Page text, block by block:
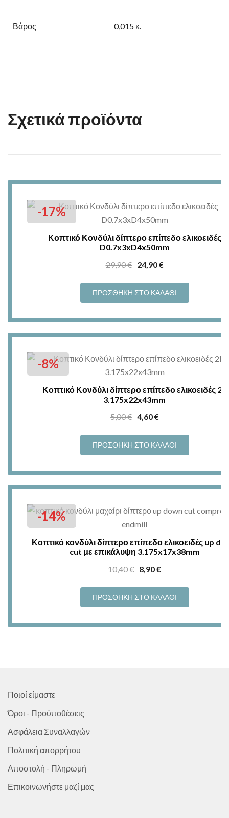
Βάρος 0,015 κ.
Σχετικά προϊόντα
-17%
Κοπτικό Κονδύλι δίπτερο επίπεδο ελικοειδές
D0.7x3xD4x50mm
29,90€ Original
was:
29,90 €.
24,90€Η
τιμή
είναι:
24,90 €.
ΠΡΟΣΘΉΚΗ ΣΤΟ ΚΑΛΆΘΙ
-8%
Κοπτικό Κονδύλι δίπτερο επίπεδο ελικοειδές 2F
3.175x22x43mm
5,00€ Original
was:
5,00 €.
4,60€Η
τιμή
είναι:
4,60 €.
ΠΡΟΣΘΉΚΗ ΣΤΟ ΚΑΛΆΘΙ
-14%
Κοπτικό κονδύλι δίπτερο επίπεδο ελικοειδές up
cut με επικάλυψη 3.175x17x38mm
10,40€ Original
was:
10,40 €.
8,90€Η
τιμή
είναι:
8,90 €.
ΠΡΟΣΘΉΚΗ ΣΤΟ ΚΑΛΆΘΙ
Ποιοί είμαστε
Όροι - Προϋποθέσεις
Ασφάλεια Συναλλαγών
Πολιτική απορρήτου
Αποστολή - Πληρωμή
Επικοινωνήστε μαζί μας